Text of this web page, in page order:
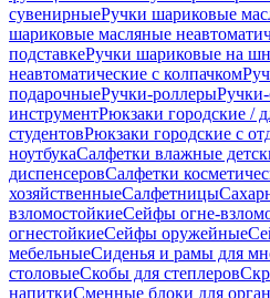
сувенирныеРучки шариковые
шариковые масляные
подставкеРучки шариковые на
неавтоматические с колпачком
подарочныеРучки-роллеры
инструментРюкзаки городские /
студентовРюкзаки городские с
ноутбукаСалфетки влажные
диспенсеровСалфетки
хозяйственныеСалфетницы
взломостойкиеСейфы огне-
огнестойкиеСейфы оружейные
мебельныеСиденья и рамы для
столовыеСкобы для степлеров
напиткиСменные блоки для